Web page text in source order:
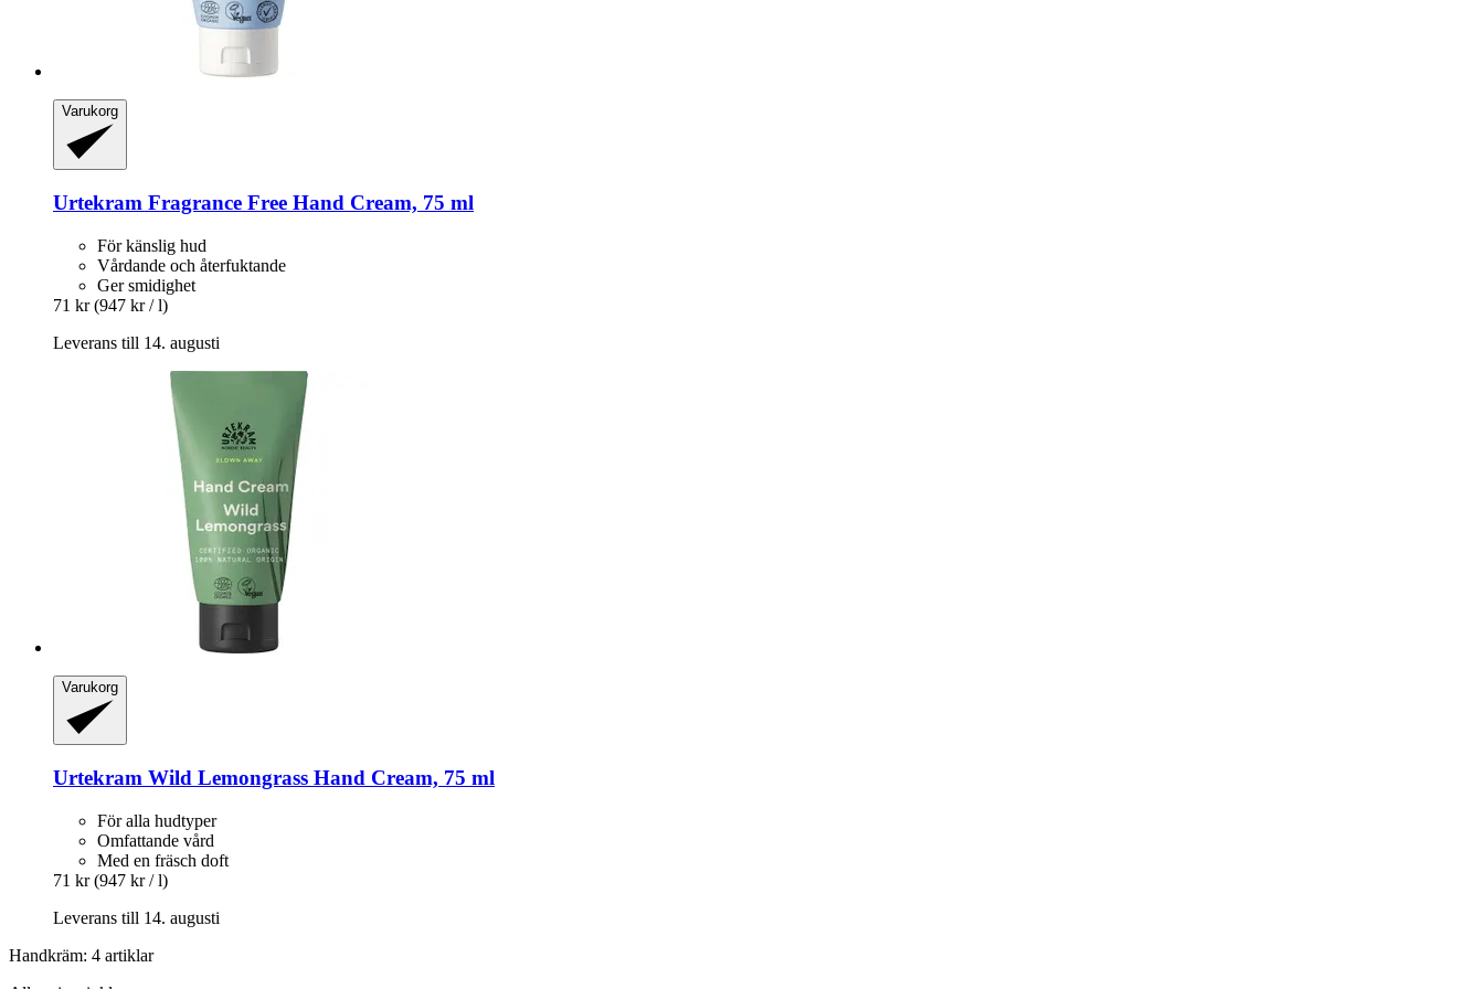
Varukorg
Urtekram Fragrance Free Hand Cream, 75 ml
För känslig hud
Vårdande och återfuktande
Ger smidighet
71 kr (947 kr / l)
Leverans till 14. augusti
Varukorg
Urtekram Wild Lemongrass Hand Cream, 75 ml
För alla hudtyper
Omfattande vård
Med en fräsch doft
71 kr (947 kr / l)
Leverans till 14. augusti
Handkräm: 4 artiklar